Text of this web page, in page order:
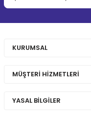
KURUMSAL
MÜŞTERİ HİZMETLERİ
YASAL BİLGİLER